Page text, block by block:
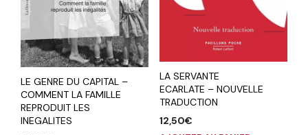
LE GENRE DU CAPITAL –
COMMENT LA FAMILLE
REPRODUIT LES
INEGALITES
LA SERVANTE
ECARLATE – NOUVELLE
TRADUCTION
12,50€